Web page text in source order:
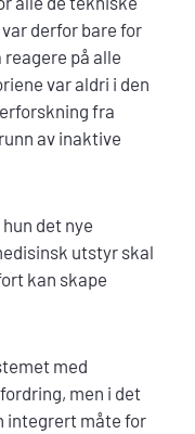
derfor bare for
på alle
var aldri i den
fra
av inaktive
det nye
utstyr skal
kan skape
med
men i det
integrert måte for